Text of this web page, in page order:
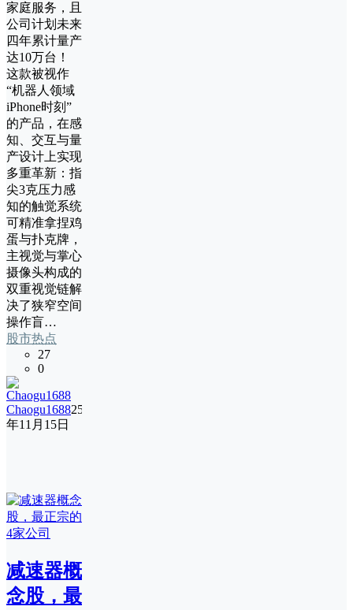
家庭服务，且
公司计划未来
四年累计量产
达10万台！
这款被视作
“机器人领域
iPhone时刻”
的产品，在感
知、交互与量
产设计上实现
多重革新：指
尖3克压力感
知的触觉系统
可精准拿捏鸡
蛋与扑克牌，
主视觉与掌心
摄像头构成的
双重视觉链解
决了狭窄空间
操作盲…
股市热点
27
0
Chaogu168825
年11月15日
减速器概
念股，最